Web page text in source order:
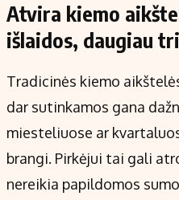
Atvira kiemo
išlaidos, daugiau
Tradicinės kiemo
dar sutinkamos gana
miesteliuose ar
brangi. Pirkėjui tai gali
nereikia papildomos